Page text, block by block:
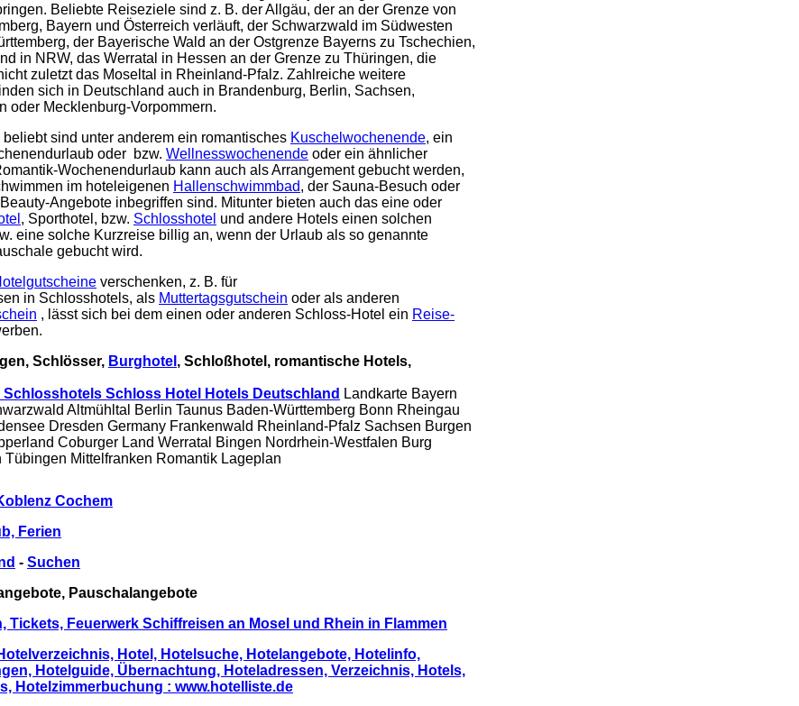
Beliebte Reiseziele sind z. B. der Allgäu, der an der Grenze von
Bayern und Österreich verläuft, der Schwarzwald im Südwesten
der Bayerische Wald an der Ostgrenze Bayerns zu Tschechien,
in NRW, das Werratal in Hessen an der Grenze zu Thüringen, die
zuletzt das Moseltal in Rheinland-Pfalz. Zahlreiche weitere
sich in Deutschland auch in Brandenburg, Berlin, Sachsen,
oder Mecklenburg-Vorpommern.
beliebt sind unter anderem ein romantisches Kuschelwochenende, ein
oder bzw. Wellnesswochenende oder ein ähnlicher
Wochenendurlaub kann auch als Arrangement gebucht werden,
im hoteleigenen Hallenschwimmbad, der Sauna-Besuch oder
Angebote inbegriffen sind. Mitunter bieten auch das eine oder
, Sporthotel, bzw. Schlosshotel und andere Hotels einen solchen
eine solche Kurzreise billig an, wenn der Urlaub als so genannte
gebucht wird.
verschenken, z. B. für
in Schlosshotels, als Muttertagsgutschein oder als anderen
, lässt sich bei dem einen oder anderen Schloss-Hotel ein Reise-
Schlösser, Burghotel , Schloßhotel, romantische Hotels,
Schloss Hotel Hotels Deutschland Landkarte Bayern
Altmühltal Berlin Taunus Baden-Württemberg Bonn Rheingau
Dresden Germany Frankenwald Rheinland-Pfalz Sachsen Burgen
Coburger Land Werratal Bingen Nordrhein-Westfalen Burg
Tübingen Mittelfranken Romantik Lageplan
Cochem
Ferien
- Suchen
Pauschalangebote
Tickets, Feuerwerk Schiffreisen an Mosel und Rhein in Flammen
Hotel, Hotelsuche, Hotelangebote, Hotelinfo,
Hotelguide, Übernachtung, Hoteladressen, Verzeichnis, Hotels,
Hotelzimmerbuchung : www.hotelliste.de